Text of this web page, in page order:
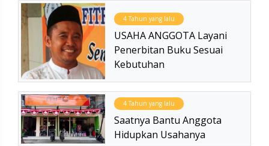
4 Tahun yang lalu
USAHA ANGGOTA Layani
Penerbitan Buku Sesuai
Kebutuhan
4 Tahun yang lalu
Saatnya Bantu Anggota
Hidupkan Usahanya